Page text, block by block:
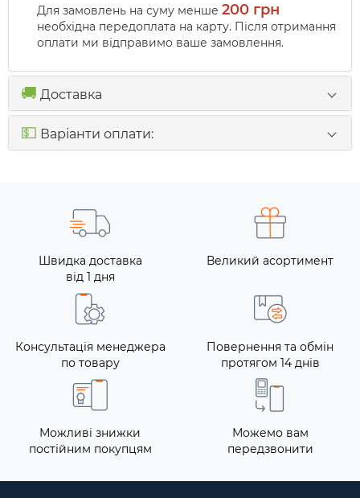
Для замовлень на суму менше 200 грн
необхідна передоплата на карту. Після отримання
оплати ми відправимо ваше замовлення.
🚚 Доставка
💵 Варіанти оплати:
Швидка доставка
від 1 дня
Великий асортимент
Консультація менеджера
по товару
Повернення та обмін
протягом 14 днів
Можливі знижки
постійним покупцям
Можемо вам
передзвонити